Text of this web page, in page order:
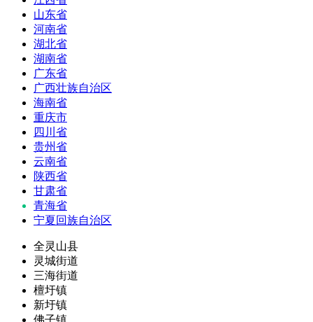
山东省
河南省
湖北省
湖南省
广东省
广西壮族自治区
海南省
重庆市
四川省
贵州省
云南省
陕西省
甘肃省
青海省
宁夏回族自治区
全灵山县
灵城街道
三海街道
檀圩镇
新圩镇
佛子镇